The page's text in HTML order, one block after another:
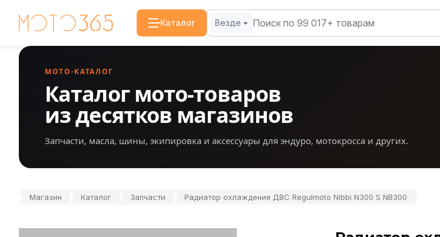
Каталог Везде
МОТО-КАТАЛОГ
Каталог мото-товаров
из десятков магазинов
Запчасти, масла, шины, экипировка и аксессуары для эндуро, мотокросса и других.
Магазин Каталог Запчасти Радиатор охлаждения ДВС Regulmoto Nibbi N300 S NB300